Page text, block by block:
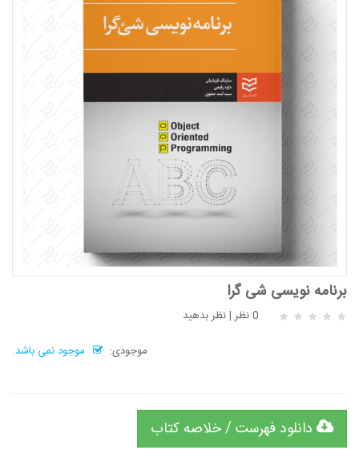
برنامه نویسی شی گرا
0 نظر |نظر بدهید
موجودی:
موجود نمی باشد.
دانلود فهرست / خلاصه کتاب